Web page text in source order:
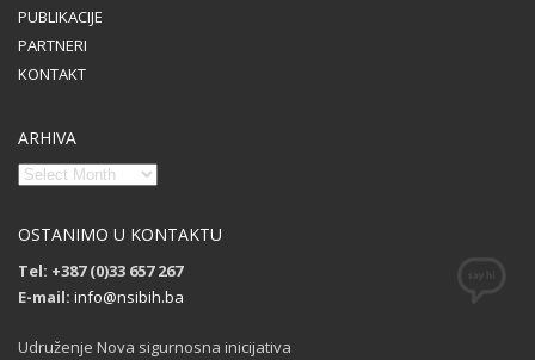
PUBLIKACIJE
PARTNERI
KONTAKT
ARHIVA
OSTANIMO U KONTAKTU
Tel: +387 (0)33 657 267
E-mail: info@nsibih.ba
Udruženje Nova sigurnosna inicijativa